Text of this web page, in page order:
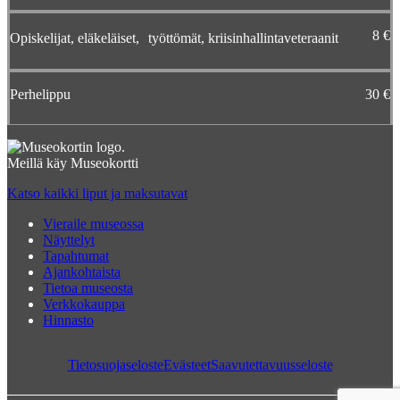
Opiskelijat, eläkeläiset, työttömät, kriisinhallintaveteraanit 8 €
Perhelippu 30 €
Meillä käy Museokortti
Katso kaikki liput ja maksutavat
Vieraile museossa
Näyttelyt
Tapahtumat
Ajankohtaista
Tietoa museosta
Verkkokauppa
Hinnasto
TietosuojaselosteEvästeetSaavutettavuusseloste